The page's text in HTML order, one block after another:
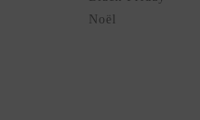
Noël